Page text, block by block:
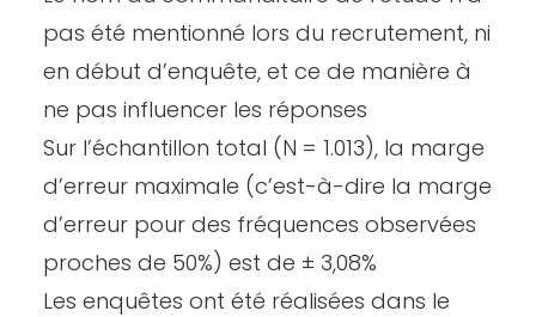
pas été mentionné lors du recrutement, ni
en début d’enquête, et ce de manière à
ne pas influencer les réponses
Sur l’échantillon total (N = 1.013), la marge
d’erreur maximale (c’est-à-dire la marge
d’erreur pour des fréquences observées
proches de 50%) est de ± 3,08%
Les enquêtes ont été réalisées dans le